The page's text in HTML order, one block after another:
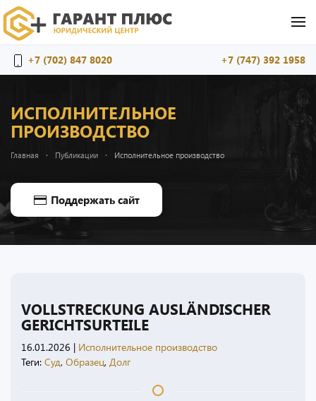
+7 (702) 847 8020 +7 (747) 392 1958
ИСПОЛНИТЕЛЬНОЕ
ПРОИЗВОДСТВО
Главная Публикации Исполнительное производство
Поддержать сайт
VOLLSTRECKUNG AUSLÄNDISCHER
GERICHTSURTEILE
16.01.2026 | Исполнительное производство
Теги: Суд, Образец, Долг